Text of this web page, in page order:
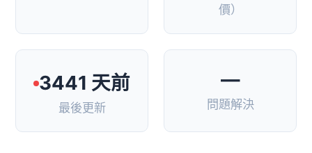
價）
3441 天前
最後更新
—
問題解決